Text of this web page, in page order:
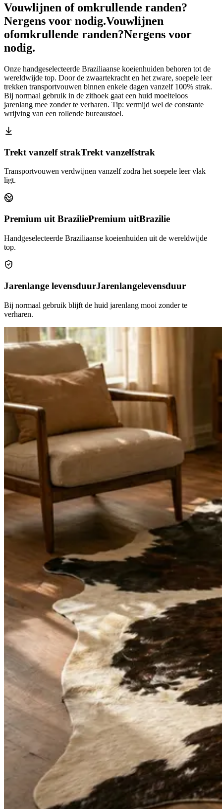
Vouwlijnen of omkrullende randen?
Nergens voor nodig.Vouwlijnen
ofomkrullende randen?Nergens voor
nodig.
Onze handgeselecteerde Braziliaanse koeienhuiden behoren tot de
wereldwijde top. Door de zwaartekracht en het zware, soepele leer
trekken transportvouwen binnen enkele dagen vanzelf 100% strak.
Bij normaal gebruik in de zithoek gaat een huid moeiteloos
jarenlang mee zonder te verharen. Tip: vermijd wel de constante
wrijving van een rollende bureaustoel.
Trekt vanzelf strakTrekt vanzelfstrak
Transportvouwen verdwijnen vanzelf zodra het soepele leer vlak
ligt.
Premium uit BraziliePremium uitBrazilie
Handgeselecteerde Braziliaanse koeienhuiden uit de wereldwijde
top.
Jarenlange levensduurJarenlangelevensduur
Bij normaal gebruik blijft de huid jarenlang mooi zonder te
verharen.